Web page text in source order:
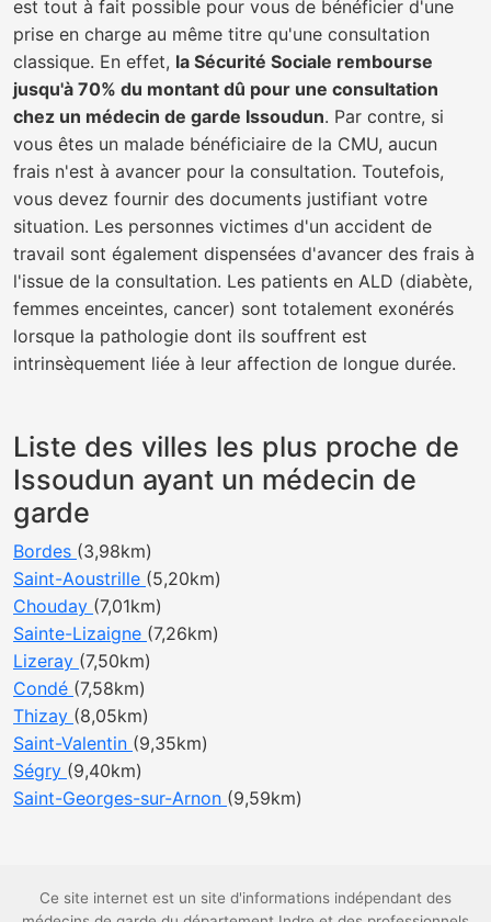
est tout à fait possible pour vous de bénéficier d'une
prise en charge au même titre qu'une consultation
classique. En effet, la Sécurité Sociale rembourse
jusqu'à 70% du montant dû pour une consultation
chez un médecin de garde Issoudun. Par contre, si
vous êtes un malade bénéficiaire de la CMU, aucun
frais n'est à avancer pour la consultation. Toutefois,
vous devez fournir des documents justifiant votre
situation. Les personnes victimes d'un accident de
travail sont également dispensées d'avancer des frais à
l'issue de la consultation. Les patients en ALD (diabète,
femmes enceintes, cancer) sont totalement exonérés
lorsque la pathologie dont ils souffrent est
intrinsèquement liée à leur affection de longue durée.
Liste des villes les plus proche de
Issoudun ayant un médecin de
garde
Bordes (3,98km)
Saint-Aoustrille (5,20km)
Chouday (7,01km)
Sainte-Lizaigne (7,26km)
Lizeray (7,50km)
Condé (7,58km)
Thizay (8,05km)
Saint-Valentin (9,35km)
Ségry (9,40km)
Saint-Georges-sur-Arnon (9,59km)
Ce site internet est un site d'informations indépendant des